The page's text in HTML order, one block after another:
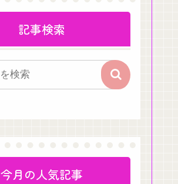
記事検索
今月の人気記事